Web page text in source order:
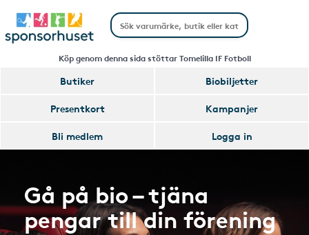
Köp genom denna sida stöttar Tomelilla IF Fotboll
Butiker
Biobiljetter
Presentkort
Kampanjer
Bli medlem
Logga in
Gå på bio – tjäna
pengar till din förening